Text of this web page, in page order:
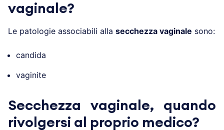
vaginale?
Le patologie associabili alla secchezza vaginale sono:
candida
vaginite
Secchezza vaginale, quando
rivolgersi al proprio medico?